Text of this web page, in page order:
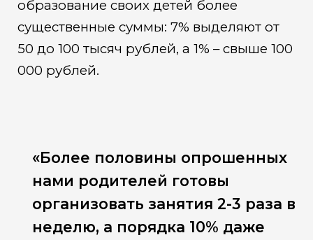
образование своих детей более
существенные суммы: 7% выделяют от
50 до 100 тысяч рублей, а 1% – свыше 100
000 рублей.
«Более половины опрошенных
нами родителей готовы
организовать занятия 2-3 раза в
неделю, а порядка 10% даже